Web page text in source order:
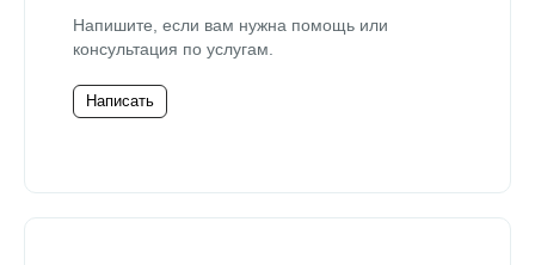
Напишите, если вам нужна помощь или
консультация по услугам.
Написать